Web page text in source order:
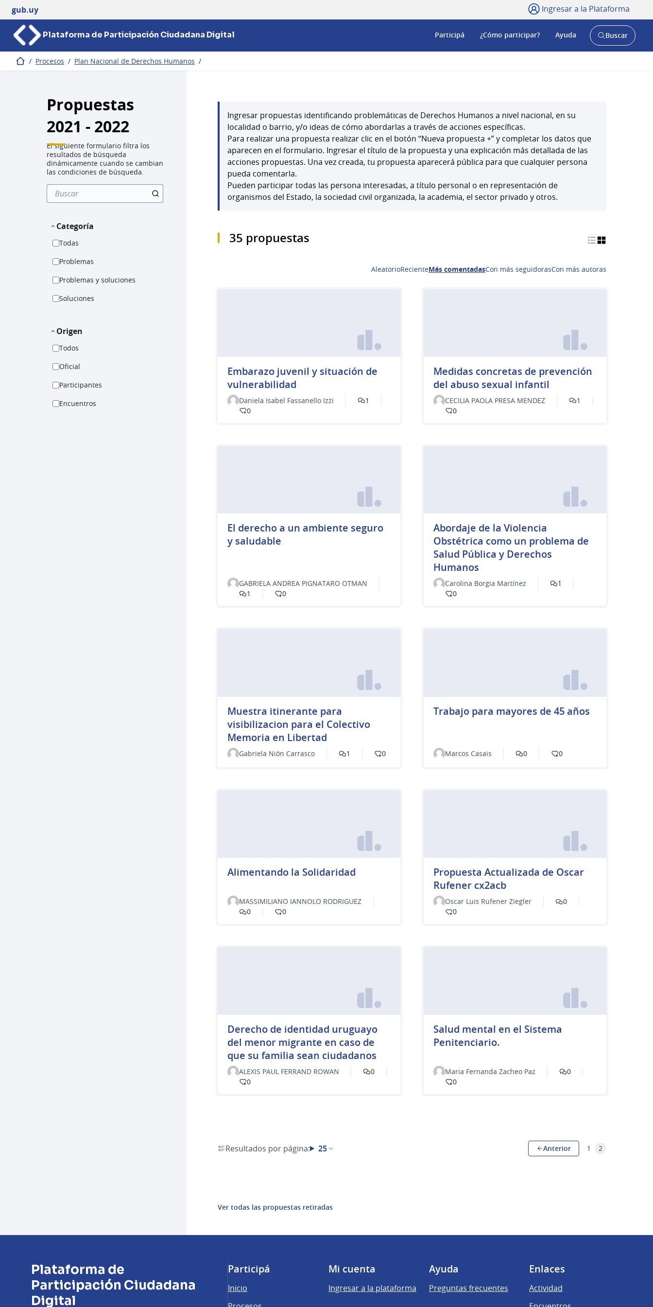
gub.uy Ingresar a la Plataforma
Plataforma de Participación Ciudadana Digital Participá ¿Cómo participar? Ayuda
AbrirBuscar
Inicio / Procesos / Plan Nacional de Derechos Humanos /
Propuestas
2021 - 2022
El siguiente formulario filtra los
resultados de búsqueda
dinámicamente cuando se cambian
las condiciones de búsqueda.
Categoría
Todas
Problemas
Problemas y soluciones
Soluciones
Origen
Todos
Oficial
Participantes
Encuentros
Ingresar propuestas identificando problemáticas de Derechos Humanos a nivel nacional, en su
localidad o barrio, y/o ideas de cómo abordarlas a través de acciones específicas.
Para realizar una propuesta realizar clic en el botón “Nueva propuesta +” y completar los datos que
aparecen en el formulario. Ingresar el título de la propuesta y una explicación más detallada de las
acciones propuestas. Una vez creada, tu propuesta aparecerá pública para que cualquier persona
pueda comentarla.
Pueden participar todas las persona interesadas, a título personal o en representación de
organismos del Estado, la sociedad civil organizada, la academia, el sector privado y otros.
35 propuestas
AleatorioRecienteMás comentadasCon más seguidorasCon más autoras
Embarazo juvenil y situación de
vulnerabilidad
Daniela Isabel Fassanello Izzi
1
0
Medidas concretas de prevención
del abuso sexual infantil
CECILIA PAOLA PRESA MENDEZ
1
0
El derecho a un ambiente seguro
y saludable
GABRIELA ANDREA PIGNATARO OTMAN
1
0
Abordaje de la Violencia
Obstétrica como un problema de
Salud Pública y Derechos
Humanos
Carolina Borgia Martínez
1
0
Muestra itinerante para
visibilizacion para el Colectivo
Memoria en Libertad
Gabriela Nión Carrasco 1 0
Trabajo para mayores de 45 años
Marcos Casais 0 0
Alimentando la Solidaridad
MASSIMILIANO IANNOLO RODRIGUEZ
0
0
Propuesta Actualizada de Oscar
Rufener cx2acb
Oscar Luis Rufener Ziegler
0
0
Derecho de identidad uruguayo
del menor migrante en caso de
que su familia sean ciudadanos
ALEXIS PAUL FERRAND ROWAN
0
0
Salud mental en el Sistema
Penitenciario.
Maria Fernanda Zacheo Paz
0
0
Resultados por página: 25 Anterior 1 2
Ver todas las propuestas retiradas
Plataforma de
Participación Ciudadana
Digital
Participá
Inicio
Mi cuenta
Ingresar a la plataforma
Ayuda
Preguntas frecuentes
Enlaces
Actividad